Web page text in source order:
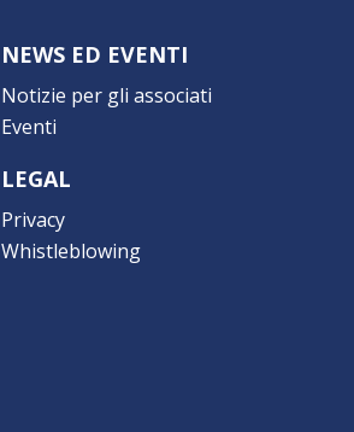
NEWS ED EVENTI
Notizie per gli associati
Eventi
LEGAL
Privacy
Whistleblowing